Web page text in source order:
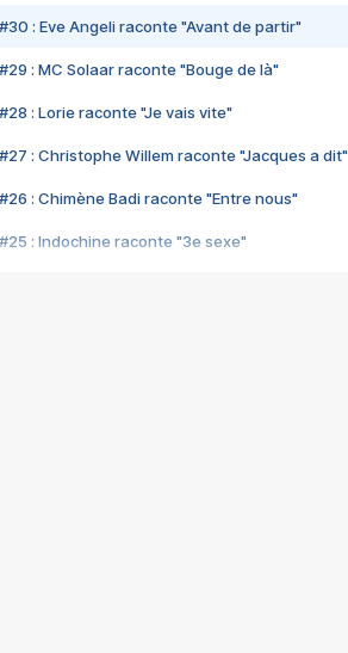
#30 : Eve Angeli raconte "Avant de partir"
#29 : MC Solaar raconte "Bouge de là"
#28 : Lorie raconte "Je vais vite"
#27 : Christophe Willem raconte "Jacques a dit"
#26 : Chimène Badi raconte "Entre nous"
#25 : Indochine raconte "3e sexe"